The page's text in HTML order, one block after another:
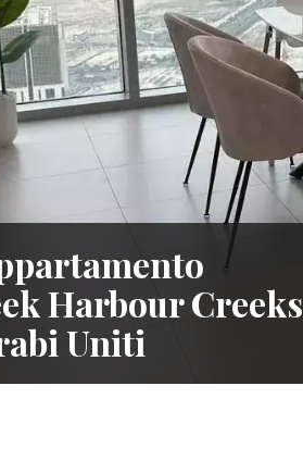
Harbour
Uniti